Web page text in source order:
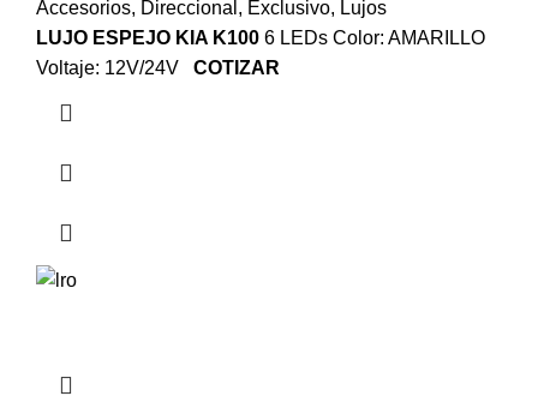
Accesorios, Direccional , Exclusivo, Lujos
LUJO ESPEJO KIA K100 6 LEDs Color: AMARILLO
Voltaje: 12V/24V COTIZAR